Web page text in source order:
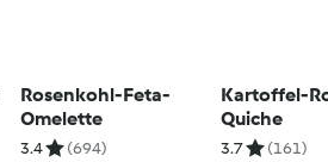
Rosenkohl-Feta-
Omelette
3.4 (694)
Kartoffel-
Quiche
3.7 (161)